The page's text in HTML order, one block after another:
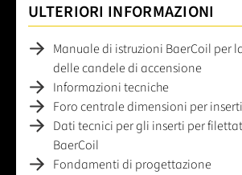
ULTERIORI INFORMAZIONI
Manuale di istruzioni BaerCoil per
delle candele di accensione
Informazioni tecniche
Foro centrale dimensioni per
Dati tecnici per gli inserti per
BaerCoil
Fondamenti di progettazione